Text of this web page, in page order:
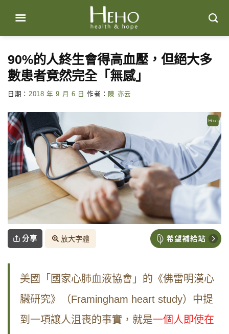
content
90%的人終生會得高血壓，但絕大多
數患者竟然完全「無感」
日期： 2018 年 9 月 6 日 作者： 陳 亦云
分享 放大字體
美國「國家心肺血液協會」的《佛雷明漢心
臟研究》（Framingham heart study）中提
到一項讓人沮喪的事實，就是一個人即使在